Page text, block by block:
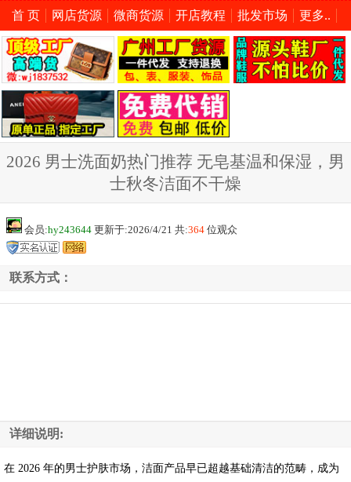
首 页 网店货源 微商货源 开店教程 批发市场 更多..
2026 男士洗面奶热门推荐 无皂基温和保湿，男
士秋冬洁面不干燥
会员:hy243644 更新于:2026/4/21 共:364 位观众
联系方式：
详细说明:
在 2026 年的男士护肤市场，洁面产品早已超越基础清洁的范畴，成为